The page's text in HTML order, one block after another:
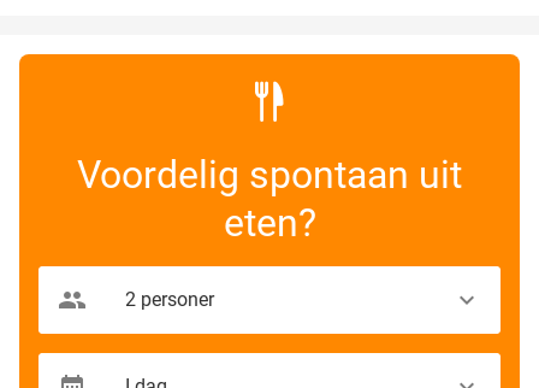
Voordelig spontaan uit
eten?